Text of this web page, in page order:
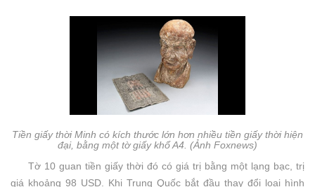
Tiền giấy thời Minh có kích thước lớn hơn nhiều tiền giấy thời hiện
đại, bằng một tờ giấy khổ A4. (Ảnh Foxnews)
Tờ 10 guan tiền giấy thời đó có giá trị bằng một lạng bạc, trị
giá khoảng 98 USD. Khi Trung Quốc bắt đầu thay đổi loại hình